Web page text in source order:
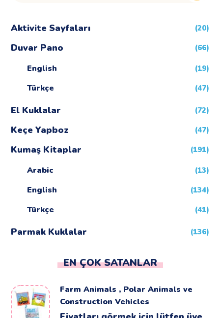
Aktivite Sayfaları (20)
Duvar Pano (66)
English (19)
Türkçe (47)
El Kuklalar (72)
Keçe Yapboz (47)
Kumaş Kitaplar (191)
Arabic (13)
English (134)
Türkçe (41)
Parmak Kuklalar (136)
EN ÇOK SATANLAR
Farm Animals , Polar Animals ve
Construction Vehicles